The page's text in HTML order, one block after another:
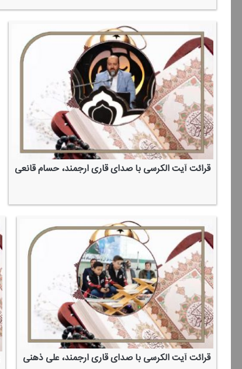
قرائت آیت الكرسی با صدای قاری ارجمند، حسام قانعی
قرائت آیت الكرسی با صدای قاری ارجمند، علی ذهنی